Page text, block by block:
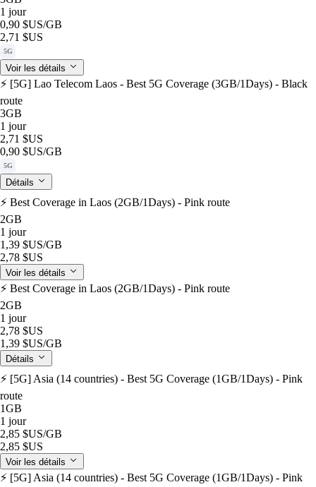
1 jour
0,90 $US/GB
2,71 $US
5G
Voir les détails
⚡️ [5G] Lao Telecom Laos - Best 5G Coverage (3GB/1Days) - Black
route
3GB
1 jour
2,71 $US
0,90 $US/GB
5G
Détails
⚡️ Best Coverage in Laos (2GB/1Days) - Pink route
2GB
1 jour
1,39 $US/GB
2,78 $US
Voir les détails
⚡️ Best Coverage in Laos (2GB/1Days) - Pink route
2GB
1 jour
2,78 $US
1,39 $US/GB
Détails
⚡️ [5G] Asia (14 countries) - Best 5G Coverage (1GB/1Days) - Pink
route
1GB
1 jour
2,85 $US/GB
2,85 $US
Voir les détails
⚡️ [5G] Asia (14 countries) - Best 5G Coverage (1GB/1Days) - Pink